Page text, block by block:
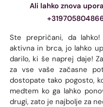
Ali lahko znova
Ste prepričani, da
aktivna in brca, jo lahko
darilo, ki še naprej daje!
za vse vaše začasne
dostopate tako pogosto,
medtem ko ga lahko
drugi, zato je najbolje za